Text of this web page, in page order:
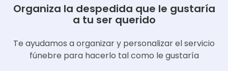
Organiza la despedida que le gustaría
a tu ser querido
Te ayudamos a organizar y personalizar el servicio
fúnebre para hacerlo tal como le gustaría